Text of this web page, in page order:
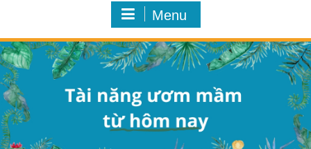
Menu